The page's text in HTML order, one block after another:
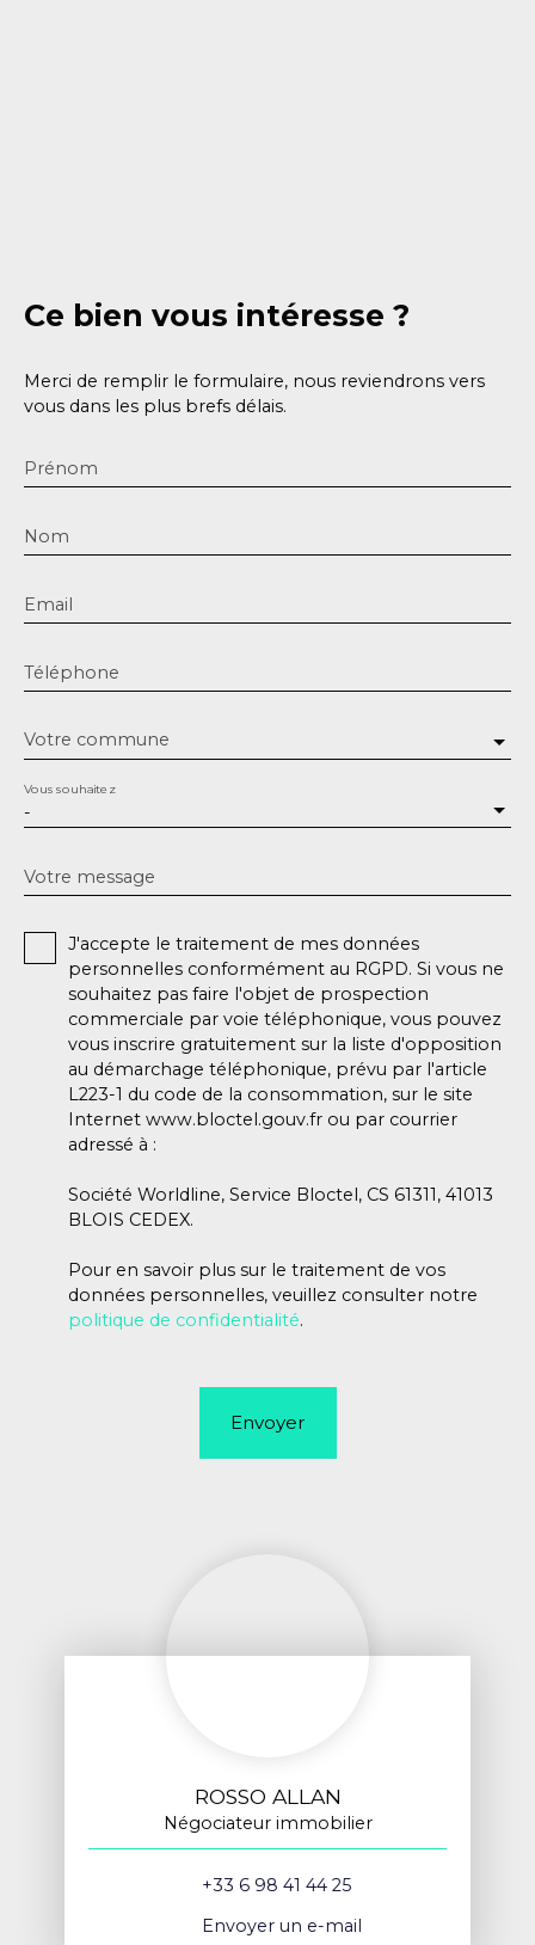
Ce bien vous intéresse ?
Merci de remplir le formulaire, nous reviendrons vers
vous dans les plus brefs délais.
Prénom
Nom
Email
Téléphone
Votre commune
-
Vous souhaitez
Votre message
J'accepte le traitement de mes données
personnelles conformément au RGPD. Si vous ne
souhaitez pas faire l'objet de prospection
commerciale par voie téléphonique, vous pouvez
vous inscrire gratuitement sur la liste d'opposition
au démarchage téléphonique, prévu par l'article
L223-1 du code de la consommation, sur le site
Internet www.bloctel.gouv.fr ou par courrier
adressé à :
Société Worldline, Service Bloctel, CS 61311, 41013
BLOIS CEDEX.
Pour en savoir plus sur le traitement de vos
données personnelles, veuillez consulter notre
politique de confidentialité.
Envoyer
ROSSO ALLAN
Négociateur immobilier
+33 6 98 41 44 25
Envoyer un e-mail